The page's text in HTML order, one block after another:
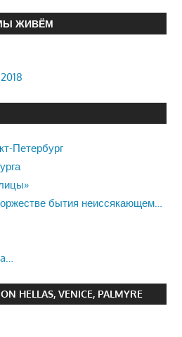
ЖИВЁМ
Петербург
бытия неиссякающем…
HELLAS, VENICE, PALMYRE